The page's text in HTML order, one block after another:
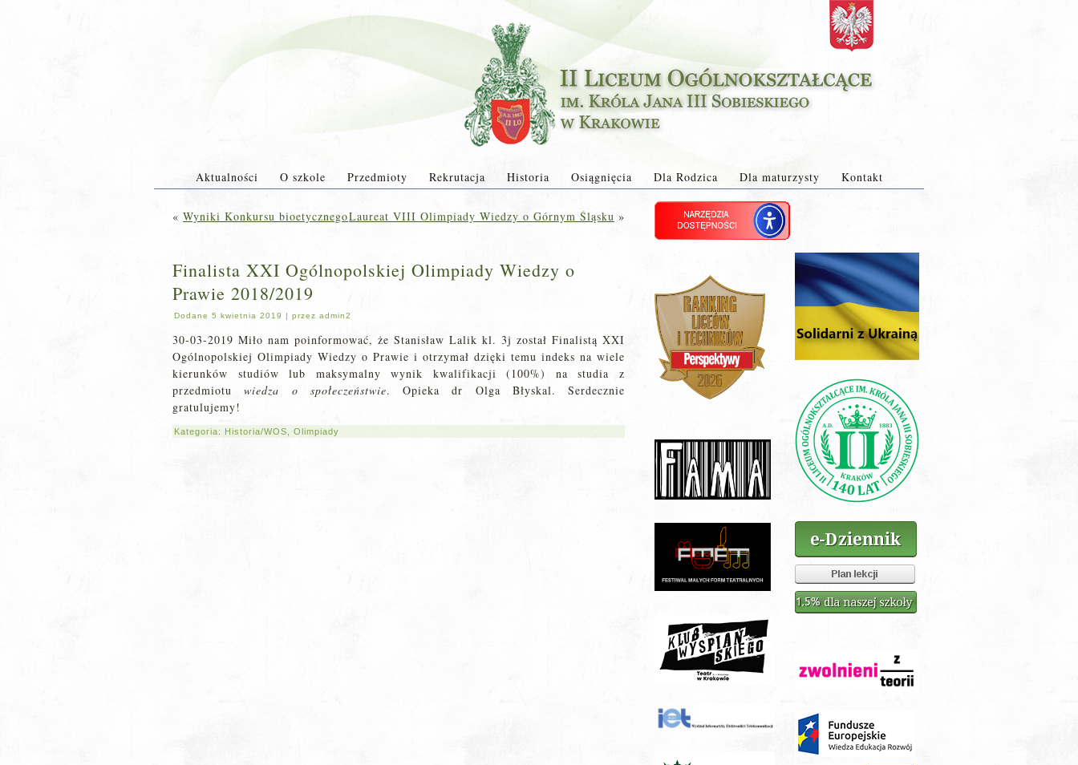
Aktualności O szkole Przedmioty Rekrutacja Historia Osiągnięcia Dla Rodzica Dla maturzysty Kontakt
« Wyniki Konkursu bioetycznegoLaureat VIII Olimpiady Wiedzy o Górnym Śląsku »
Finalista XXI Ogólnopolskiej Olimpiady Wiedzy o
Prawie 2018/2019
Dodane 5 kwietnia 2019 | przez admin2
30-03-2019 Miło nam poinformować, że Stanisław Lalik kl. 3j został Finalistą XXI
Ogólnopolskiej Olimpiady Wiedzy o Prawie i otrzymał dzięki temu indeks na wiele
kierunków studiów lub maksymalny wynik kwalifikacji (100%) na studia z
przedmiotuwiedza o społeczeństwie. Opieka dr Olga Błyskal. Serdecznie
gratulujemy!
Kategoria: Historia/WOS Olimpiady